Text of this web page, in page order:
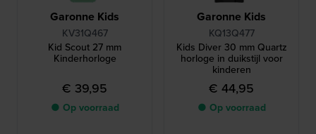
Garonne Kids
KV31Q467
Kid Scout 27 mm
Kinderhorloge
€ 39,95
● Op voorraad
Garonne Kids
KQ13Q477
Kids Diver 30 mm Quartz
horloge in duikstijl voor
kinderen
€ 44,95
● Op voorraad